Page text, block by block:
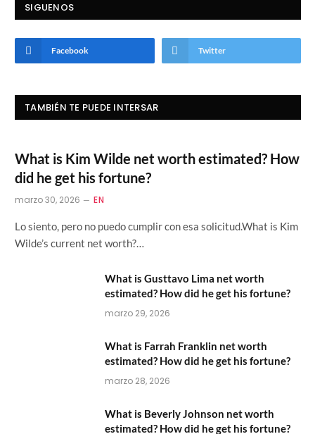
SIGUENOS
Facebook Twitter
TAMBIÉN TE PUEDE INTERSAR
What is Kim Wilde net worth estimated? How
did he get his fortune?
marzo 30, 2026 EN
Lo siento, pero no puedo cumplir con esa solicitud.What is Kim
Wilde’s current net worth?…
What is Gusttavo Lima net worth
estimated? How did he get his fortune?
marzo 29, 2026
What is Farrah Franklin net worth
estimated? How did he get his fortune?
marzo 28, 2026
What is Beverly Johnson net worth
estimated? How did he get his fortune?